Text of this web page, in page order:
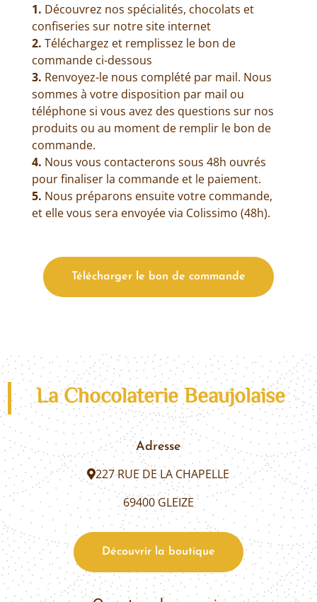
1. Découvrez nos spécialités, chocolats et
confiseries sur notre site internet
2. Téléchargez et remplissez le bon de
commande ci-dessous
3. Renvoyez-le nous complété par mail. Nous
sommes à votre disposition par mail ou
téléphone si vous avez des questions sur nos
produits ou au moment de remplir le bon de
commande.
4. Nous vous contacterons sous 48h ouvrés
pour finaliser la commande et le paiement.
5. Nous préparons ensuite votre commande,
et elle vous sera envoyée via Colissimo (48h).
Télécharger le bon de commande
La Chocolaterie Beaujolaise
Adresse
227 RUE DE LA CHAPELLE
69400 GLEIZE
Découvrir la boutique